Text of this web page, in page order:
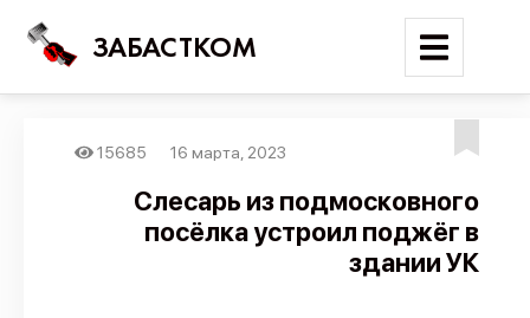
ЗАБАСТКОМ
Поиск
15685 16 марта, 2023
Cлесарь из подмосковного
посёлка устроил поджёг в
здании УК